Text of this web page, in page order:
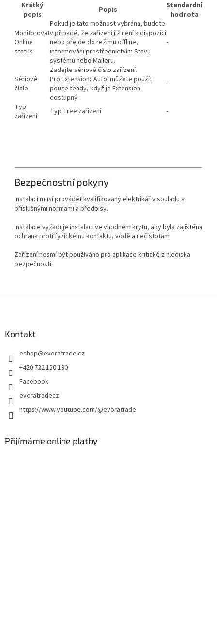
Krátký
popis
Popis
Standardní
hodnota
Monitorovat
Online
status
Pokud je tato možnost vybrána, budete
v případě, že zařízení již není k dispozici
nebo přejde do režimu offline,
informováni prostřednictvím Stavu
systému nebo Maileru.
-
Sériové
číslo
Zadejte sériové číslo zařízení.
Pro Extension: 'Auto' můžete použít
pouze tehdy, když je Extension
dostupný.
-
Typ
zařízení
Typ Tree zařízení -
Bezpečnostní pokyny
Instalaci musí provádět kvalifikovaný elektrikář v souladu s
přislušnými normami a předpisy.
Instalace vyžaduje instalaci ve vhodném krytu, aby byla zajištěna
ochrana proti fyzickému kontaktu, vodě a nečistotám.
Zařízení nesmí být používáno pro aplikace kritické z hlediska
bezpečnosti.
Kontakt
eshop@evoratrade.cz
+420 722 150 190
Facebook
evoratradecz
https://www.youtube.com/@evoratrade
Přijímáme online platby